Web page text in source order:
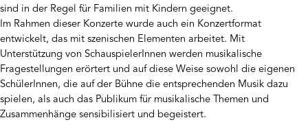
sind in der Regel für Familien mit Kindern geeignet.
Im Rahmen dieser Konzerte wurde auch ein Konzertformat
entwickelt, das mit szenischen Elementen arbeitet. Mit
Unterstützung von SchauspielerInnen werden musikalische
Fragestellungen erörtert und auf diese Weise sowohl die eigenen
SchülerInnen, die auf der Bühne die entsprechenden Musik dazu
spielen, als auch das Publikum für musikalische Themen und
Zusammenhänge sensibilisiert und begeistert.